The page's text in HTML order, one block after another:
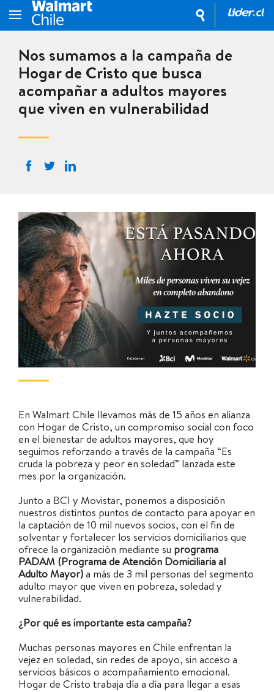
Nos sumamos a la campaña de
Hogar de Cristo que busca
acompañar a adultos mayores
que viven en vulnerabilidad
En Walmart Chile llevamos más de 15 años en alianza
con Hogar de Cristo, un compromiso social con foco
en el bienestar de adultos mayores, que hoy
seguimos reforzando a través de la campaña “Es
cruda la pobreza y peor en soledad” lanzada este
mes por la organización.
Junto a BCI y Movistar, ponemos a disposición
nuestros distintos puntos de contacto para apoyar en
la captación de 10 mil nuevos socios, con el fin de
solventar y fortalecer los servicios domiciliarios que
ofrece la organización mediante su programa
PADAM (Programa de Atención Domiciliaria al
Adulto Mayor) a más de 3 mil personas del segmento
adulto mayor que viven en pobreza, soledad y
vulnerabilidad.
¿Por qué es importante esta campaña?
Muchas personas mayores en Chile enfrentan la
vejez en soledad, sin redes de apoyo, sin acceso a
servicios básicos o acompañamiento emocional.
Hogar de Cristo trabaja día a día para llegar a esas